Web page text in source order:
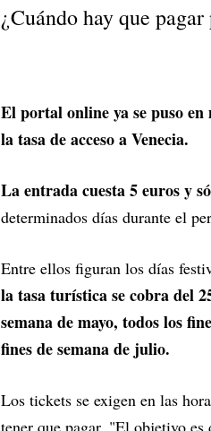
¿Cuándo hay que
El portal online ya se puso
la tasa de acceso a Venecia.
La entrada cuesta 5 euros y
determinados días durante el
Entre ellos figuran los días
la tasa turística se cobra del
semana de mayo, todos los
fines de semana de julio.
Los tickets se exigen en las